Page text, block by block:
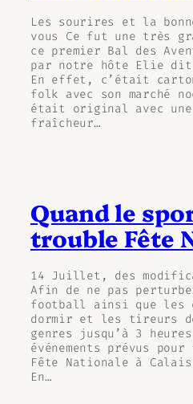
Les sourires et la
vous Ce fut une très
ce premier Bal des
par notre hôte Elie dit
En effet, c’était
folk avec son marché
était original avec une
fraîcheur…
Quand le
trouble Fête
14 Juillet, des
Afin de ne pas
football ainsi que les
dormir et les tireurs
genres jusqu’à 3
événements prévus
Fête Nationale à
En…